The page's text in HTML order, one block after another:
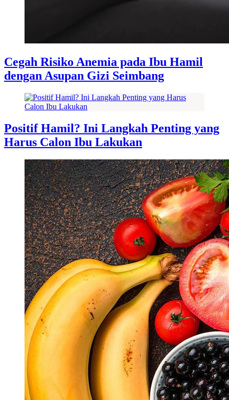
Cegah Risiko Anemia pada Ibu Hamil
dengan Asupan Gizi Seimbang
Positif Hamil? Ini Langkah Penting yang
Harus Calon Ibu Lakukan